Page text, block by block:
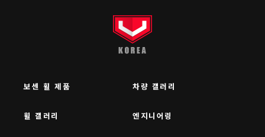
보센 휠 제품 차량 갤러리
휠 갤러리 엔지니어링